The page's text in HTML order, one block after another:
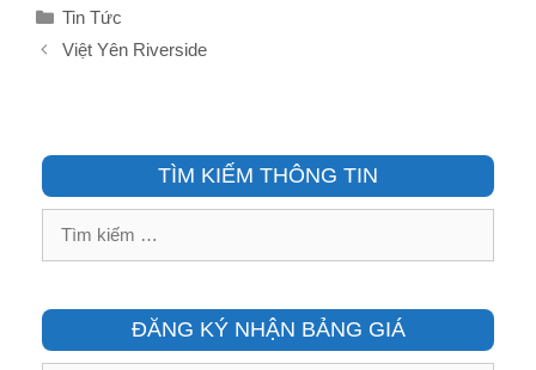
Danh
mục
Tin Tức
Việt Yên Riverside
TÌM KIẾM THÔNG TIN
Tìm
ĐĂNG KÝ NHẬN BẢNG GIÁ